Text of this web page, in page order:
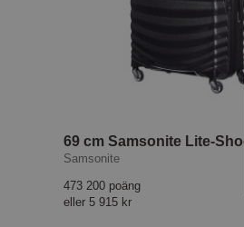
Samsonite
473 200 poäng
eller 5 915 kr